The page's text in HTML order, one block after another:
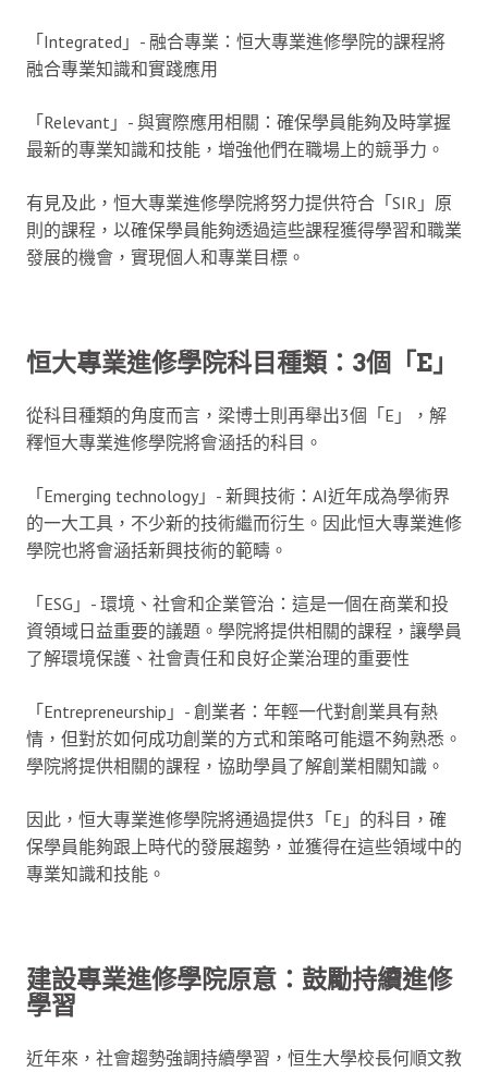
「Integrated」- 融合專業：恒大專業進修學院的課程將
融合專業知識和實踐應用
「Relevant」- 與實際應用相關：確保學員能夠及時掌握
最新的專業知識和技能，增強他們在職場上的競爭力。
有見及此，恒大專業進修學院將努力提供符合「SIR」原
則的課程，以確保學員能夠透過這些課程獲得學習和職業
發展的機會，實現個人和專業目標。
恒大專業進修學院科目種類：3個「E」
從科目種類的角度而言，梁博士則再舉出3個「E」，解
釋恒大專業進修學院將會涵括的科目。
「Emerging technology」- 新興技術：AI近年成為學術界
的一大工具，不少新的技術繼而衍生。因此恒大專業進修
學院也將會涵括新興技術的範疇。
「ESG」- 環境、社會和企業管治：這是一個在商業和投
資領域日益重要的議題。學院將提供相關的課程，讓學員
了解環境保護、社會責任和良好企業治理的重要性
「Entrepreneurship」- 創業者：年輕一代對創業具有熱
情，但對於如何成功創業的方式和策略可能還不夠熟悉。
學院將提供相關的課程，協助學員了解創業相關知識。
因此，恒大專業進修學院將通過提供3「E」的科目，確
保學員能夠跟上時代的發展趨勢，並獲得在這些領域中的
專業知識和技能。
建設專業進修學院原意：鼓勵持續進修
學習
近年來，社會趨勢強調持續學習，恒生大學校長何順文教